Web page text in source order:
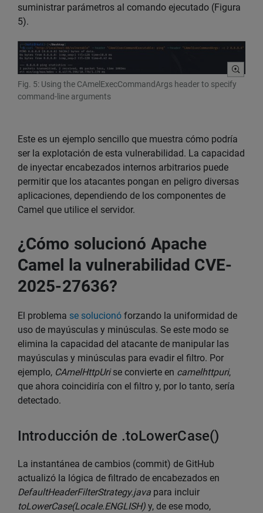
suministrar parámetros al comando ejecutado (Figura
5).
Fig. 5: Using the CAmelExecCommandArgs header to specify
command-line arguments
Este es un ejemplo sencillo que muestra cómo podría
ser la explotación de esta vulnerabilidad. La capacidad
de inyectar encabezados internos arbitrarios puede
permitir que los atacantes pongan en peligro diversas
aplicaciones, dependiendo de los componentes de
Camel que utilice el servidor.
¿Cómo solucionó Apache
Camel la vulnerabilidad CVE-
2025-27636?
El problema se solucionó forzando la uniformidad de
uso de mayúsculas y minúsculas. Se este modo se
elimina la capacidad del atacante de manipular las
mayúsculas y minúsculas para evadir el filtro. Por
ejemplo, CAmelHttpUrise convierte en camelhttpuri,
que ahora coincidiría con el filtro y, por lo tanto, sería
detectado.
Introducción de .toLowerCase()
La instantánea de cambios (commit) de GitHub
actualizó la lógica de filtrado de encabezados en
DefaultHeaderFilterStrategy.java para incluir
toLowerCase(Locale.ENGLISH) y, de ese modo,